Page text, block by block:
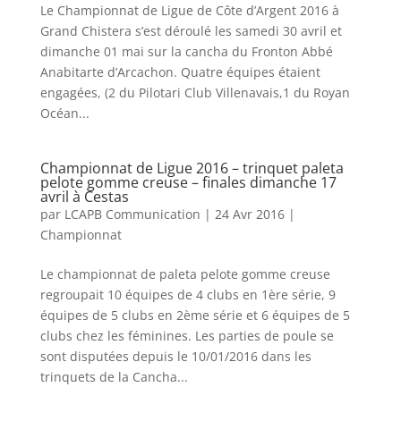
Le Championnat de Ligue de Côte d’Argent 2016 à
Grand Chistera s’est déroulé les samedi 30 avril et
dimanche 01 mai sur la cancha du Fronton Abbé
Anabitarte d’Arcachon. Quatre équipes étaient
engagées, (2 du Pilotari Club Villenavais,1 du Royan
Océan...
Championnat de Ligue 2016 – trinquet paleta
pelote gomme creuse – finales dimanche 17
avril à Cestas
par LCAPB Communication | 24 Avr 2016|
Championnat
Le championnat de paleta pelote gomme creuse
regroupait 10 équipes de 4 clubs en 1ère série, 9
équipes de 5 clubs en 2ème série et 6 équipes de 5
clubs chez les féminines. Les parties de poule se
sont disputées depuis le 10/01/2016 dans les
trinquets de la Cancha...